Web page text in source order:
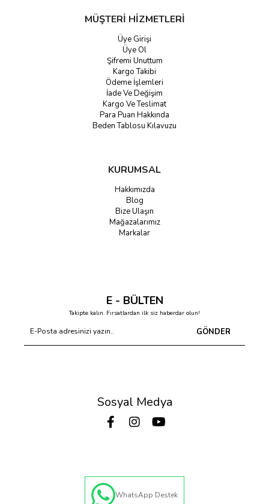
MÜŞTERİ HİZMETLERİ
Üye Girişi
Üye Ol
Şifremi Unuttum
Kargo Takibi
Ödeme İşlemleri
İade Ve Değişim
Kargo Ve Teslimat
Para Puan Hakkında
Beden Tablosu Kılavuzu
KURUMSAL
Hakkımızda
Blog
Bize Ulaşın
Mağazalarımız
Markalar
E - BÜLTEN
Takipte kalın. Fırsatlardan ilk siz haberdar olun!
GÖNDER
Sosyal Medya
WhatsApp Destek